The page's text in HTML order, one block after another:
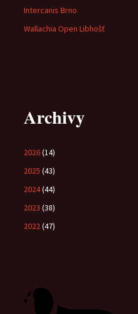
Intercanis Brno
Wallachia Open Libhošť
Archivy
2026(14)
2025 (43)
2024(44)
2023 (38)
2022(47)